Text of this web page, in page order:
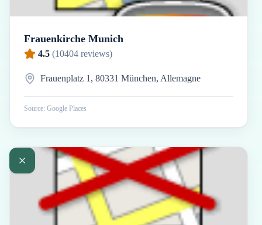
Frauenkirche Munich
4.5 (10404 reviews)
Frauenplatz 1, 80331 München, Allemagne
Source: Google Places